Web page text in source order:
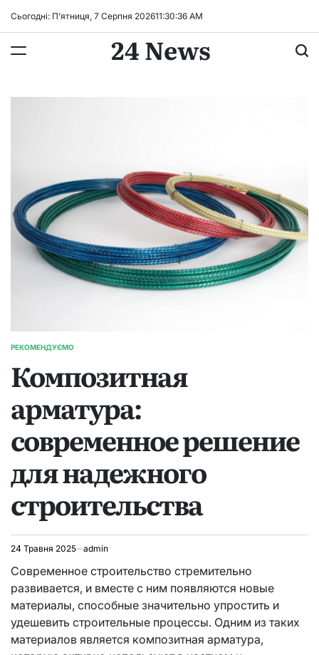
Сьогодні: П’ятниця, 7 Серпня 202611:30:37 AM
24 News
ОПУБЛІКУВАТИ
РЕКОМЕНДУЄМО
Композитная
арматура:
современное решение
для надежного
строительства
24 Травня 2025 admin
Современное строительство стремительно
развивается, и вместе с ним появляются новые
материалы, способные значительно упростить и
удешевить строительные процессы. Одним из таких
материалов является композитная арматура,